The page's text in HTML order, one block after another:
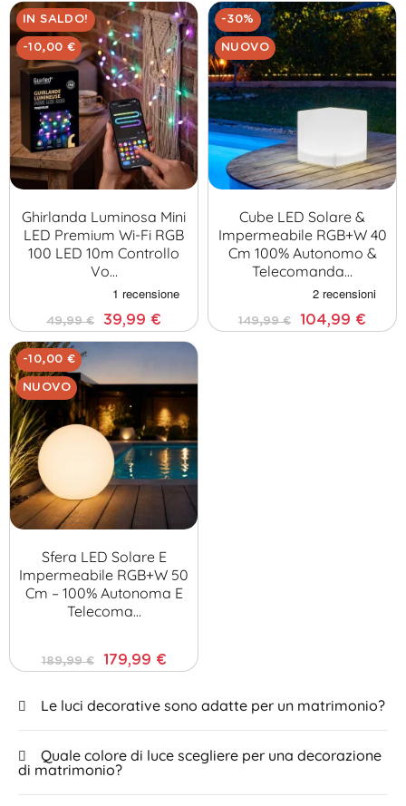
IN SALDO!
-10,00 €
Ghirlanda Luminosa Mini
LED Premium Wi-Fi RGB
100 LED 10m Controllo
Vo…
49,99 € 39,99 €
-30%
NUOVO
Cube LED Solare &
Impermeabile RGB+W 40
Cm 100% Autonomo &
Telecomanda…
149,99 € 104,99 €
-10,00 €
NUOVO
Sfera LED Solare E
Impermeabile RGB+W 50
Cm – 100% Autonoma E
Telecoma…
189,99 € 179,99 €
Le luci decorative sono adatte per un matrimonio?
Quale colore di luce scegliere per una decorazione
di matrimonio?